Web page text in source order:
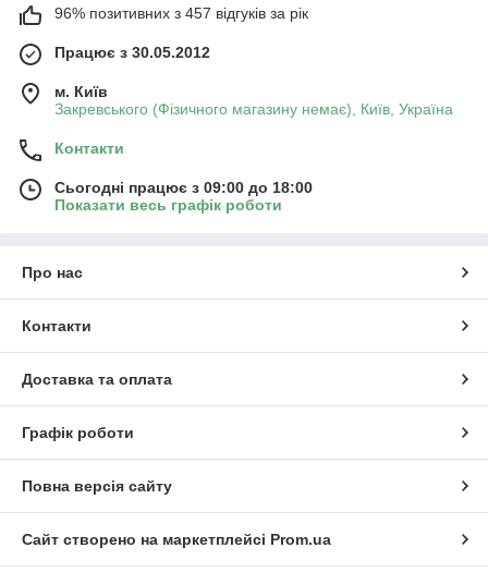
96% позитивних з 457 відгуків за рік
Працює з 30.05.2012
м. Київ
Закревського (Фізичного магазину немає), Київ, Україна
Контакти
Сьогодні працює з 09:00 до 18:00
Показати весь графік роботи
Про нас
Контакти
Доставка та оплата
Графік роботи
Повна версія сайту
Сайт створено на маркетплейсі Prom.ua